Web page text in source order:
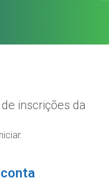
inscrições da